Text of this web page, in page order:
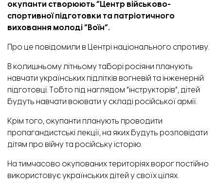
окупанти створюють “Центр військово-
спортивної підготовки та патріотичного
виховання молоді “Воїн”.
Про це повідомили в Центрі національного спротиву.
В колишньому літньому таборі росіяни планують
навчати українських підлітків вогневій та інженерній
підготовці. Тобто під наглядом “інструкторів”, дітей
будуть навчати воювати у складі російської армії.
Крім того, окупанти планують проводити
пропагандистські лекції, на яких будуть розповідати
дітям про війну та російську історію.
На тимчасово окупованих територіях ворог постійно
використовує українських дітей у своїх цілях.